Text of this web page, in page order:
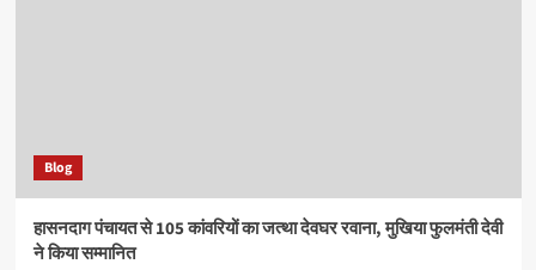
Blog
हासनदाग पंचायत से 105 कांवरियों का जत्था देवघर रवाना, मुखिया फुलमंती देवी
ने किया सम्मानित